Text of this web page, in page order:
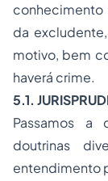
da
motivo, bem
haverá crime.
5.1.
Passamos a
doutrinas
entendimento